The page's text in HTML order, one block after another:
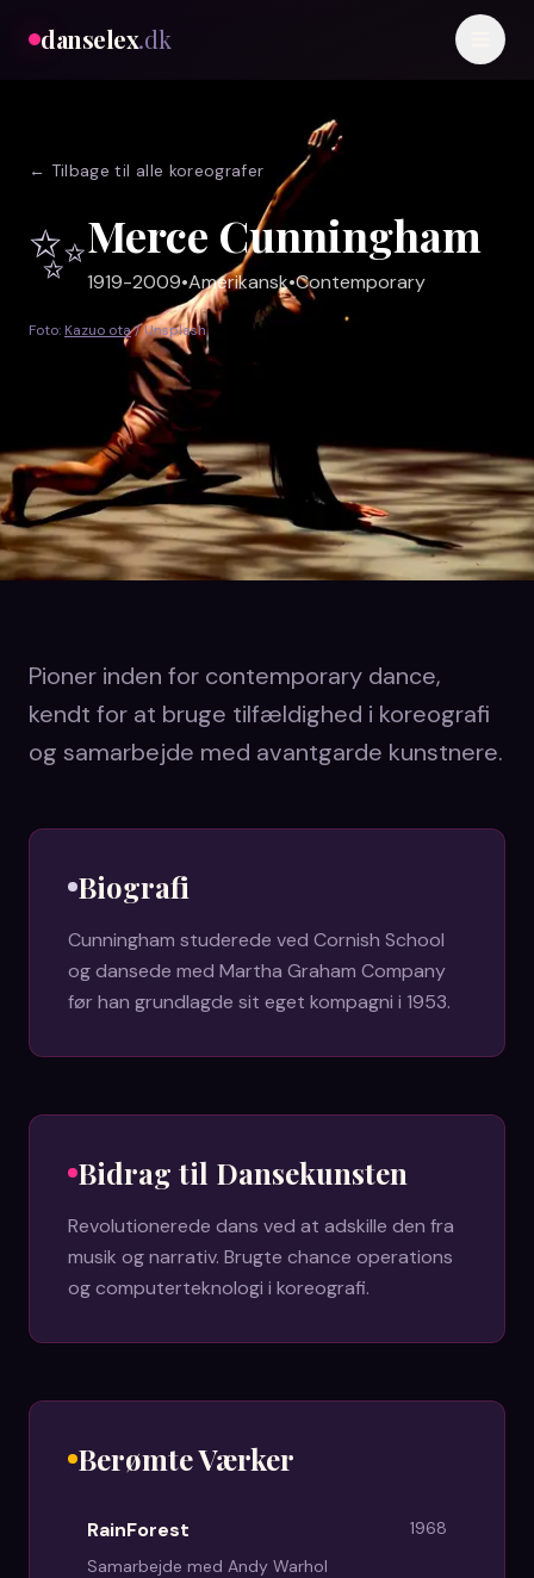
danselex.dk
← Tilbage til alle koreografer
✨Merce Cunningham
1919-2009•Amerikansk•Contemporary
Foto: Kazuo ota/ Unsplash
Pioner inden for contemporary dance,
kendt for at bruge tilfældighed i koreografi
og samarbejde med avantgarde kunstnere.
Biografi
Cunningham studerede ved Cornish School
og dansede med Martha Graham Company
før han grundlagde sit eget kompagni i 1953.
Bidrag til Dansekunsten
Revolutionerede dans ved at adskille den fra
musik og narrativ. Brugte chance operations
og computerteknologi i koreografi.
Berømte Værker
RainForest
1968
Samarbejde med Andy Warhol